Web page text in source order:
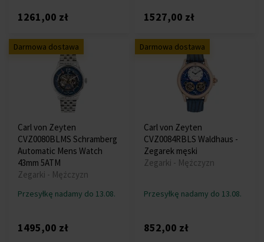
1261,00 zł 1527,00 zł
Darmowa dostawa
Carl von Zeyten
CVZ0080BLMS Schramberg
Automatic Mens Watch
43mm 5ATM
Zegarki - Mężczyzn
Przesyłkę nadamy do 13.08.
1495,00 zł
Darmowa dostawa
Carl von Zeyten
CVZ0084RBLS Waldhaus -
Zegarek męski
Zegarki - Mężczyzn
Przesyłkę nadamy do 13.08.
852,00 zł